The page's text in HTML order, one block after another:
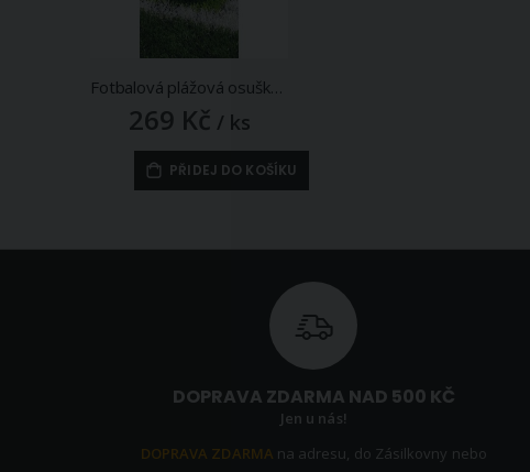
Fotbalová plážová osuška FOOTBALL, zelená, froté, 70x140cm
269 Kč / ks
PŘIDEJ DO KOŠÍKU
DOPRAVA ZDARMA NAD 500 KČ
Jen u nás!
DOPRAVA ZDARMA na adresu, do Zásilkovny nebo